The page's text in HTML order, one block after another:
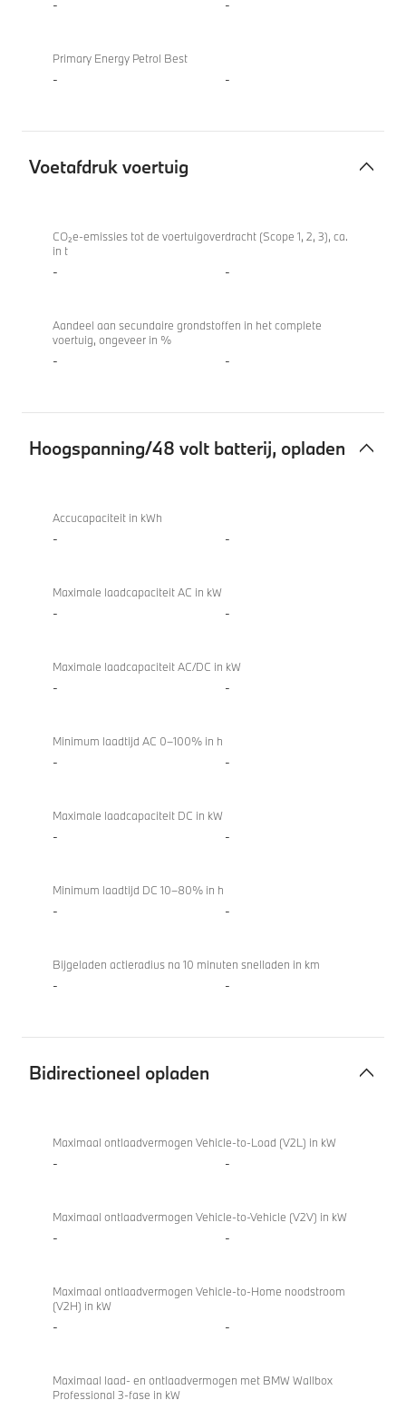
- -
Primary Energy Petrol Best
- -
Voetafdruk voertuig
voertuig
CO₂e-emissies tot de voertuigoverdracht (Scope 1, 2, 3), ca.
in t
- -
Aandeel aan secundaire grondstoffen in het complete
voertuig, ongeveer in %
- -
Hoogspanning/48 volt batterij, opladen
batterij,
Accucapaciteit in kWh
- -
Maximale laadcapaciteit AC in kW
- -
Maximale laadcapaciteit AC/DC in kW
- -
Minimum laadtijd AC 0–100% in h
- -
Maximale laadcapaciteit DC in kW
- -
Minimum laadtijd DC 10–80% in h
- -
Bijgeladen actieradius na 10 minuten snelladen in km
- -
Bidirectioneel opladen
opladen
Maximaal ontlaadvermogen Vehicle-to-Load (V2L) in kW
- -
Maximaal ontlaadvermogen Vehicle-to-Vehicle (V2V) in kW
- -
Maximaal ontlaadvermogen Vehicle-to-Home noodstroom
(V2H) in kW
- -
Maximaal laad- en ontlaadvermogen met BMW Wallbox
Professional 3-fase in kW